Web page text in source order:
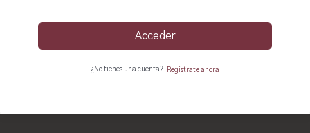
Acceder
¿No tienes una cuenta? Regístrate ahora